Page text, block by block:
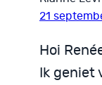
21
Hoi
Ik